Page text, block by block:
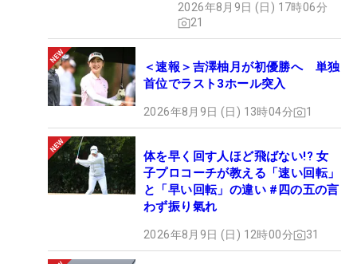
2026年8月9日 (日) 17時06分
21
＜速報＞吉澤柚月が初優勝へ 単独
首位でラスト3ホール突入
2026年8月9日 (日) 13時04分 1
体を早く回す人ほど飛ばない!? 女
子プロコーチが教える「速い回転」
と「早い回転」の違い #四の五の言
わず振り氣れ
2026年8月9日 (日) 12時00分 31